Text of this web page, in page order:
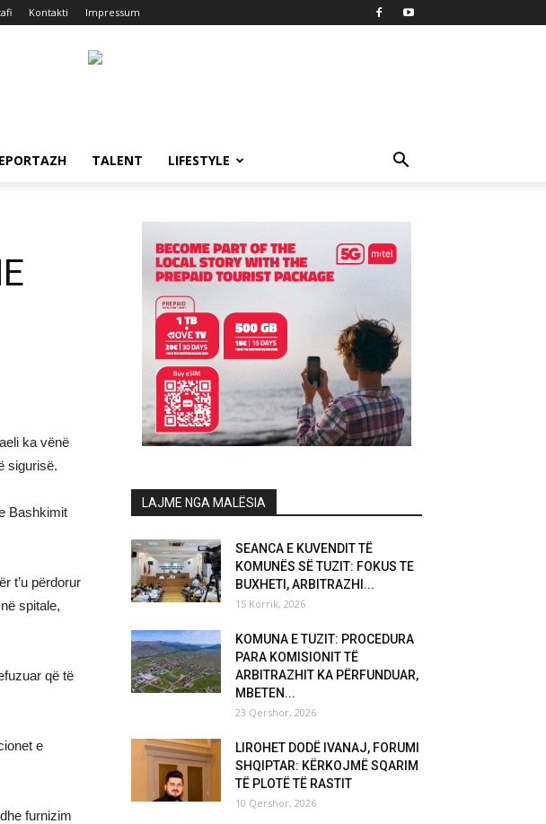
Kontakti Impressum
TALENT LIFESTYLE
ka vënë
sigurisë.
Bashkimit
t’u përdorur
spitale,
që të
e
furnizim
LAJME NGA MALËSIA
SEANCA E KUVENDIT TË
KOMUNËS SË TUZIT: FOKUS TE
BUXHETI, ARBITRAZHI...
15 Korrik, 2026
KOMUNA E TUZIT: PROCEDURA
PARA KOMISIONIT TË
ARBITRAZHIT KA PËRFUNDUAR,
MBETEN...
23 Qershor, 2026
LIROHET DODË IVANAJ, FORUMI
SHQIPTAR: KËRKOJMË SQARIM
TË PLOTË TË RASTIT
10 Qershor, 2026